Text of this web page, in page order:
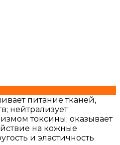
питание тканей,
нейтрализует
токсины; оказывает
на кожные
и эластичность